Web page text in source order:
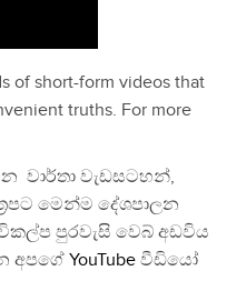
of short-form videos that
truths. For more
වාර්තා වැඩසටහන්,
මෙන්ම දේශපාලන
පුරවැසි වෙබ් අඩවිය
අපගේ YouTube වීඩියෝ